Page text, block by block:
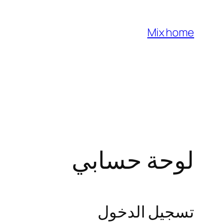
المحتوى
Mix home
لوحة حسابي
تسجيل الدخول